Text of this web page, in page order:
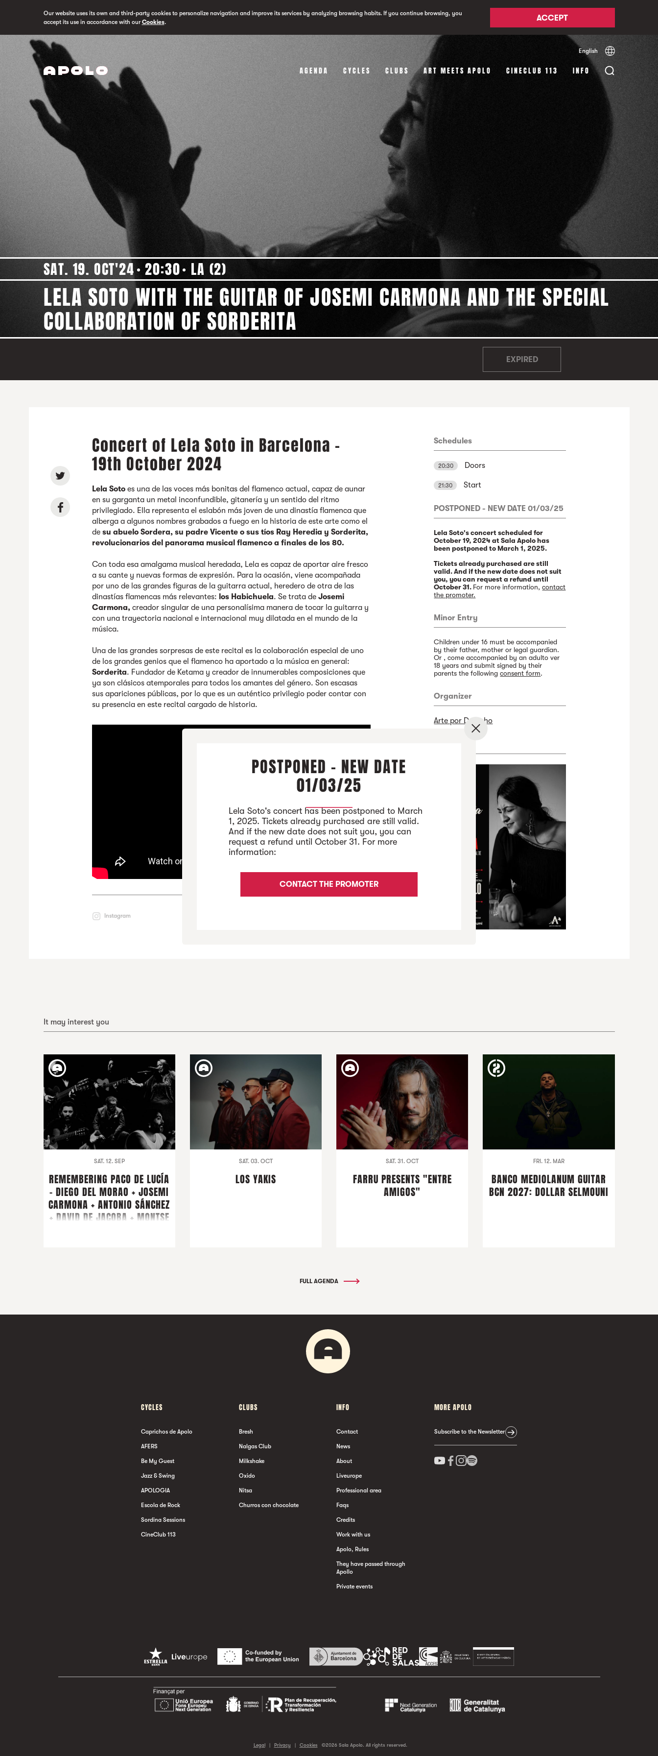
Our website uses its own and third-party cookies to personalize navigation and improve its services by analyzing browsing habits. If you continue browsing, you
accept its use in accordance with ourCookies. ACCEPT
English Español
AGENDA CYCLES CLUBS ART MEETS APOLO CINECLUB 113 INFO
SAT. 19. OCT'24 20:30 LA (2)
LELA SOTO WITH THE GUITAR OF JOSEMI CARMONA AND THE SPECIAL
COLLABORATION OF SORDERITA
EXPIRED
Concert of Lela Soto in Barcelona -
19th October 2024
Lela Soto es una de las voces más bonitas del flamenco actual, capaz de aunar
en su garganta un metal inconfundible, gitanería y un sentido del ritmo
privilegiado. Ella representa el eslabón más joven de una dinastía flamenca que
alberga a algunos nombres grabados a fuego en la historia de este arte como el
desu abuelo Sordera, su padre Vicente o sus tíos Ray Heredia y Sorderita,
revolucionarios del panorama musical flamenco a finales de los 80.
Con toda esa amalgama musical heredada, Lela es capaz de aportar aire fresco
a su cante y nuevas formas de expresión. Para la ocasión, viene acompañada
por uno de las grandes figuras de la guitarra actual, heredero de otra de las
dinastías flamencas más relevantes: los Habichuela. Se trata deJosemi
Carmona,creador singular de una personalísima manera de tocar la guitarra y
con una trayectoria nacional e internacional muy dilatada en el mundo de la
música.
Una de las grandes sorpresas de este recital es la colaboración especial de uno
de los grandes genios que el flamenco ha aportado a la música en general:
Sorderita. Fundador de Ketama y creador de innumerables composiciones que
ya son clásicos atemporales para todos los amantes del género. Son escasas
sus apariciones públicas, por lo que es un auténtico privilegio poder contar con
su presencia en este recital cargado de historia.
Instagram
Schedules
20:30 Doors
21:30 Start
POSTPONED - NEW DATE 01/03/25
Lela Soto's concert scheduled for
October 19, 2024 at Sala Apolo has
been postponed to March 1, 2025.
Tickets already purchased are still
valid. And if the new date does not suit
you, you can request a refund until
October 31. For more information,contact
the promoter.
Minor Entry
Children under 16 must be accompanied
by their father, mother or legal guardian.
Or , come accompanied by an adulto ver
18 years and submit signed by their
parents the followingconsent form.
Organizer
Arte por Derecho
It may interest you
SAT. 12. SEP
REMEMBERING PACO DE LUCÍA
- DIEGO DEL MORAO + JOSEMI
CARMONA + ANTONIO SÁNCHEZ
+ DAVID DE JACOBA + MONTSE
SAT. 03. OCT
LOS YAKIS
SAT. 31. OCT
FARRU PRESENTS "ENTRE
AMIGOS"
FRI. 12. MAR
BANCO MEDIOLANUM GUITAR
BCN 2027: DOLLAR SELMOUNI
FULL AGENDA
CYCLES
Caprichos de Apolo
AFERS
Be My Guest
Jazz & Swing
APOLOGIA
Escola de Rock
Sordina Sessions
CineClub 113
CLUBS
Bresh
Nalgas Club
Milkshake
Oxido
Nitsa
Churros con chocolate
INFO
Contact
News
About
Liveurope
Professional area
Faqs
Credits
Work with us
Apolo, Rules
They have passed through
Apollo
Private events
MORE APOLO
Subscribe to the Newsletter
Legal | Privacy | Cookies ©2026 Sala Apolo. All rights reserved.
✕
POSTPONED - NEW DATE
01/03/25
Lela Soto's concert has been postponed to March
1, 2025. Tickets already purchased are still valid.
And if the new date does not suit you, you can
request a refund until October 31. For more
information:
CONTACT THE PROMOTER